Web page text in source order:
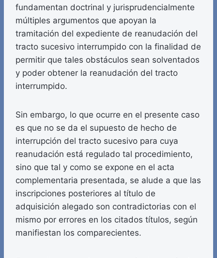
fundamentan doctrinal y jurisprudencialmente
múltiples argumentos que apoyan la
tramitación del expediente de reanudación del
tracto sucesivo interrumpido con la finalidad de
permitir que tales obstáculos sean solventados
y poder obtener la reanudación del tracto
interrumpido.
Sin embargo, lo que ocurre en el presente caso
es que no se da el supuesto de hecho de
interrupción del tracto sucesivo para cuya
reanudación está regulado tal procedimiento,
sino que tal y como se expone en el acta
complementaria presentada, se alude a que las
inscripciones posteriores al título de
adquisición alegado son contradictorias con el
mismo por errores en los citados títulos, según
manifiestan los comparecientes.